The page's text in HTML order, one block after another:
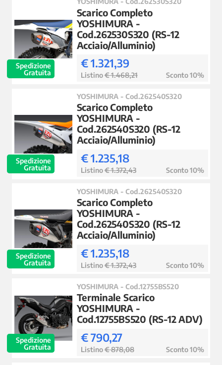
Spedizione
Gratuita
Scarico Completo
YOSHIMURA -
Cod.262530S320 (RS-12
Acciaio/Alluminio)
€ 1.321,39
Listino€ 1.468,21 Sconto 10%
Spedizione
Gratuita
YOSHIMURA - Cod.262540S320
Scarico Completo
YOSHIMURA -
Cod.262540S320 (RS-12
Acciaio/Alluminio)
€ 1.235,18
Listino€ 1.372,43 Sconto 10%
Spedizione
Gratuita
YOSHIMURA - Cod.262540S320
Scarico Completo
YOSHIMURA -
Cod.262540S320 (RS-12
Acciaio/Alluminio)
€ 1.235,18
Listino€ 1.372,43 Sconto 10%
Spedizione
Gratuita
YOSHIMURA - Cod.12755BS520
Terminale Scarico
YOSHIMURA -
Cod.12755BS520 (RS-12 ADV)
€ 790,27
Listino€ 878,08 Sconto 10%